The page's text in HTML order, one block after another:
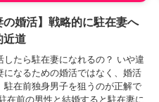
の婚活】戦略的に駐在妻へ
近道
したら駐在妻になれるの？ いや違
になるための婚活ではなく、婚活
駐在前独身男子を狙うのが正解で
在前の男性と結婚すると駐在妻に